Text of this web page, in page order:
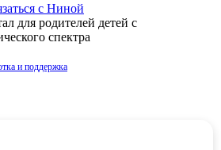
с Ниной
для родителей детей с
спектра
и поддержка